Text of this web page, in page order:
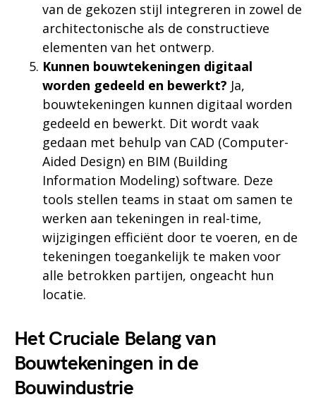
van de gekozen stijl integreren in zowel de
architectonische als de constructieve
elementen van het ontwerp.
Kunnen bouwtekeningen digitaal
worden gedeeld en bewerkt? Ja,
bouwtekeningen kunnen digitaal worden
gedeeld en bewerkt. Dit wordt vaak
gedaan met behulp van CAD (Computer-
Aided Design) en BIM (Building
Information Modeling) software. Deze
tools stellen teams in staat om samen te
werken aan tekeningen in real-time,
wijzigingen efficiënt door te voeren, en de
tekeningen toegankelijk te maken voor
alle betrokken partijen, ongeacht hun
locatie.
Het Cruciale Belang van
Bouwtekeningen in de
Bouwindustrie